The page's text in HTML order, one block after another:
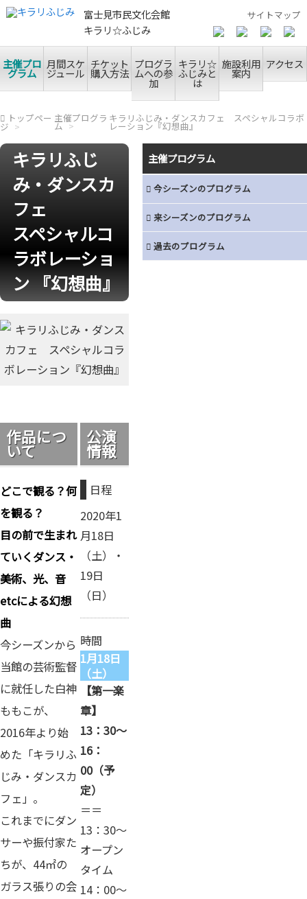
富士見市民文化会館
キラリ☆ふじみ
サイトマップ
主催プロ
グラム
月間スケ
ジュール
チケット
購入方法
プログラ
ムへの参
加
キラリ☆
ふじみと
は
施設利用
案内
アクセス
トップペー
ジ
主催プログラ
ム
キラリふじみ・ダンスカフェ スペシャルコラボ
レーション『幻想曲』
キラリふじ
み・ダンスカ
フェ
スペシャルコ
ラボレーショ
ン 『幻想曲』
作品につ
いて
どこで観る？何
を観る？
目の前で生まれ
ていくダンス・
美術、光、音
etcによる幻想
曲
今シーズンから
当館の芸術監督
に就任した白神
ももこが、
2016年より始
めた「キラリふ
じみ・ダンスカ
フェ」。
これまでにダン
サーや振付家た
ちが、44㎡の
ガラス張りの会
公演
情報
日程
2020年1
月18日
（土）・
19日
（日）
時間
1月18日
（土）
【第一楽
章】
13：30～
16：
00（予
定）
＝＝
13：30～
オープン
タイム
14：00～
主催プログラム
今シーズンのプログラム
来シーズンのプログラム
過去のプログラム